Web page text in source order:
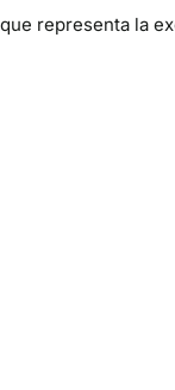
representa la